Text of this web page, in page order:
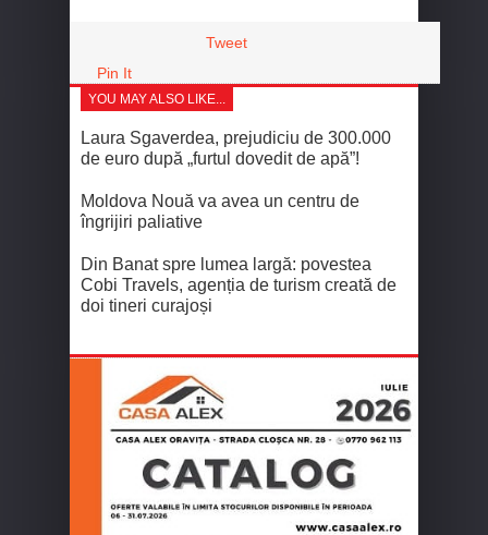
Tweet
Pin It
YOU MAY ALSO LIKE...
Laura Sgaverdea, prejudiciu de 300.000
de euro după „furtul dovedit de apă”!
Moldova Nouă va avea un centru de
îngrijiri paliative
Din Banat spre lumea largă: povestea
Cobi Travels, agenția de turism creată de
doi tineri curajoși